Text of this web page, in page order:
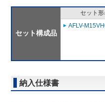
セット構成品
セット形
AFLV-
納入仕様書